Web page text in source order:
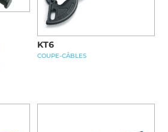
KT6
COUPE-CÂBLES